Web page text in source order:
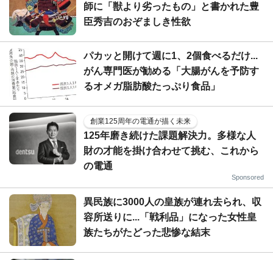
師に「獣より劣ったもの」と書かれた豊
臣秀吉のおぞましき性欲
パカッと開けて週に1、2個食べるだけ...
がん専門医が勧める「大腸がんを予防す
るオメガ脂肪酸たっぷり食品」
創業125周年の電通が描く未来
125年磨き続けた課題解決力。多様な人
財の才能を掛け合わせて挑む、これから
の電通
Sponsored
異民族に3000人の皇族が連れ去られ、収
容所送りに...「戦利品」になった女性皇
族たちがたどった悲惨な結末